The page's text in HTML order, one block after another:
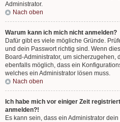
Administrator.
Nach oben
Warum kann ich mich nicht anmelden?
Dafür gibt es viele mögliche Gründe.
und dein Passwort richtig sind. Wenn
Board-Administrator, um sicherzugehen,
ebenfalls möglich, dass ein
welches ein Administrator lösen muss.
Nach oben
Ich habe mich vor einiger Zeit
anmelden?!
Es kann sein, dass ein Administrator